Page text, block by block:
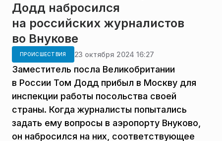
Додд набросился
на российских журналистов
во Внукове
ПРОИСШЕСТВИЯ 23 октября 2024 16:27
Заместитель посла Великобритании
в России Том Додд прибыл в Москву для
инспекции работы посольства своей
страны. Когда журналисты попытались
задать ему вопросы в аэропорту Внуково,
он набросился на них, соответствующее